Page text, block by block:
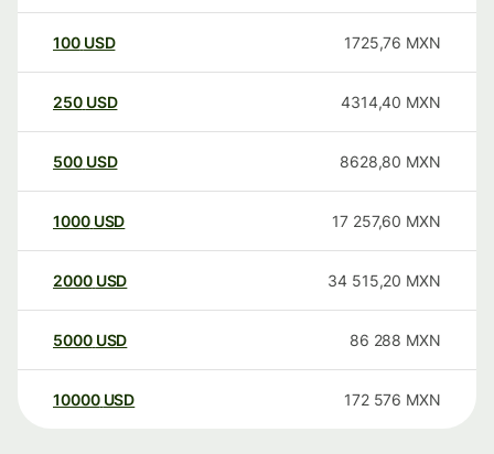
100 USD 1725,76 MXN
250 USD 4314,40 MXN
500 USD 8628,80 MXN
1000 USD 17 257,60 MXN
2000 USD 34 515,20 MXN
5000 USD 86 288 MXN
10000 USD 172 576 MXN